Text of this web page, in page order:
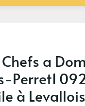
a
Perret1
à